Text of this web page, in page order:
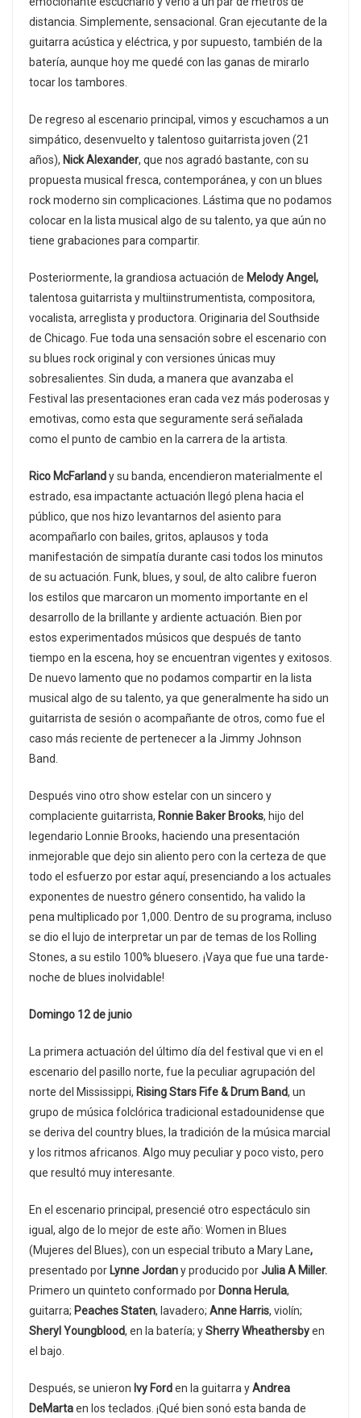
distancia. Simplemente, sensacional. Gran ejecutante de la
guitarra acústica y eléctrica, y por supuesto, también de la
batería, aunque hoy me quedé con las ganas de mirarlo
tocar los tambores.
De regreso al escenario principal, vimos y escuchamos a un
simpático, desenvuelto y talentoso guitarrista joven (21
años), Nick Alexander, que nos agradó bastante, con su
propuesta musical fresca, contemporánea, y con un blues
rock moderno sin complicaciones. Lástima que no podamos
colocar en la lista musical algo de su talento, ya que aún no
tiene grabaciones para compartir.
Posteriormente, la grandiosa actuación de Melody Angel,
talentosa guitarrista y multiinstrumentista, compositora,
vocalista, arreglista y productora. Originaria del Southside
de Chicago. Fue toda una sensación sobre el escenario con
su blues rock original y con versiones únicas muy
sobresalientes. Sin duda, a manera que avanzaba el
Festival las presentaciones eran cada vez más poderosas y
emotivas, como esta que seguramente será señalada
como el punto de cambio en la carrera de la artista.
Rico McFarlandy su banda, encendieron materialmente el
estrado, esa impactante actuación llegó plena hacia el
público, que nos hizo levantarnos del asiento para
acompañarlo con bailes, gritos, aplausos y toda
manifestación de simpatía durante casi todos los minutos
de su actuación. Funk, blues, y soul, de alto calibre fueron
los estilos que marcaron un momento importante en el
desarrollo de la brillante y ardiente actuación. Bien por
estos experimentados músicos que después de tanto
tiempo en la escena, hoy se encuentran vigentes y exitosos.
De nuevo lamento que no podamos compartir en la lista
musical algo de su talento, ya que generalmente ha sido un
guitarrista de sesión o acompañante de otros, como fue el
caso más reciente de pertenecer a la Jimmy Johnson
Band.
Después vino otro show estelar con un sincero y
complaciente guitarrista, Ronnie Baker Brooks, hijo del
legendario Lonnie Brooks, haciendo una presentación
inmejorable que dejo sin aliento pero con la certeza de que
todo el esfuerzo por estar aquí, presenciando a los actuales
exponentes de nuestro género consentido, ha valido la
pena multiplicado por 1,000. Dentro de su programa, incluso
se dio el lujo de interpretar un par de temas de los Rolling
Stones, a su estilo 100% bluesero. ¡Vaya que fue una tarde-
noche de blues inolvidable!
Domingo 12 de junio
La primera actuación del último día del festival que vi en el
escenario del pasillo norte, fue la peculiar agrupación del
norte del Mississippi, Rising Stars Fife & Drum Band, un
grupo de música folclórica tradicional estadounidense que
se deriva del country blues, la tradición de la música marcial
y los ritmos africanos. Algo muy peculiar y poco visto, pero
que resultó muy interesante.
En el escenario principal, presencié otro espectáculo sin
igual, algo de lo mejor de este año: Women in Blues
(Mujeres del Blues), con un especial tributo a Mary Lane,
presentado por Lynne Jordany producido porJulia A Miller.
Primero un quinteto conformado por Donna Herula,
guitarra; Peaches Staten, lavadero; Anne Harris, violín;
Sheryl Youngblood, en la batería; ySherry Wheathersbyen
el bajo.
Después, se unieron Ivy Forden la guitarra yAndrea
DeMartaen los teclados. ¡Qué bien sonó esta banda de